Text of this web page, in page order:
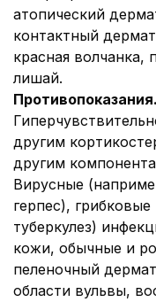
атопический
контактный
красная волчанка,
лишай.
Противопоказания.
другим
другим
Вирусные
герпес),
туберкулез)
кожи, обычные и
пеленочный
области вульвы,